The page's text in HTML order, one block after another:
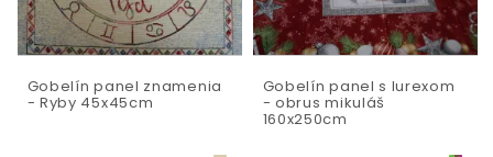
Gobelín panel znamenia
- Ryby 45x45cm
Gobelín panel s lurexom
- obrus mikuláš
160x250cm